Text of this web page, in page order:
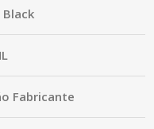
Fabricante